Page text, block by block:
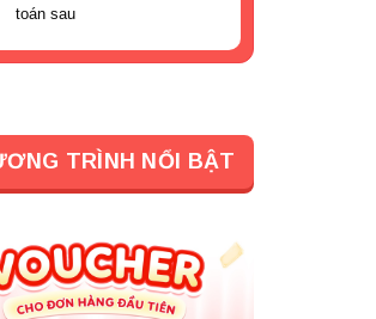
toán sau
TRÌNH NỔI BẬT